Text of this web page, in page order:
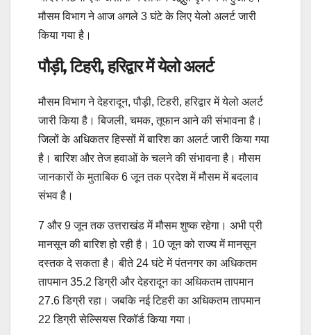
मौसम विभाग ने आज अगले 3 घंटे के लिए येलो अलर्ट जारी
किया गया है।
पौड़ी, टिहरी, हरिद्वार में येलो अलर्ट
मौसम विभाग ने देहरादून, पौड़ी, टिहरी, हरिद्वार में येलो अलर्ट
जारी किया है। बिजली, चमक, तूफान आने की संभावना है।
जिलों के अधिकतर हिस्सों में बारिश का अलर्ट जारी किया गया
है। बारिश और तेज हवाओं के चलने की संभावना है। मौसम
जानकारों के मुताबिक 6 जून तक प्रदेश में मौसम में बदलाव
संभव है।
7 और 9 जून तक उत्तराखंड में मौसम शुष्क रहेगा। अभी प्री
मानसून की बारिश हो रही है। 10 जून को राज्य में मानसून
दस्तक दे सकता है। बीते 24 घंटे में पंतनगर का अधिकतम
तापमान 35.2 डिग्री और देहरादून का अधिकतम तापमान
27.6 डिग्री रहा। जबकि नई टिहरी का अधिकतम तापमान
22 डिग्री सेल्सियस रिकॉर्ड किया गया।